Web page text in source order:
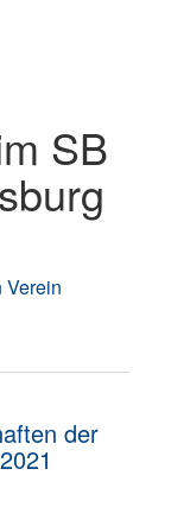
SB
Verein
der